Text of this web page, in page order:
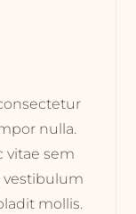
nulla.
vitae sem
vestibulum
mollis.